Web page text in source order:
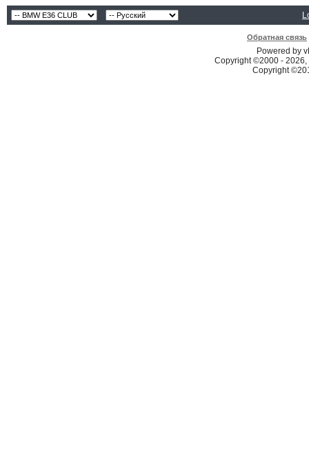
Обратная связь
Powered by
Copyright ©2000 -
Copyright